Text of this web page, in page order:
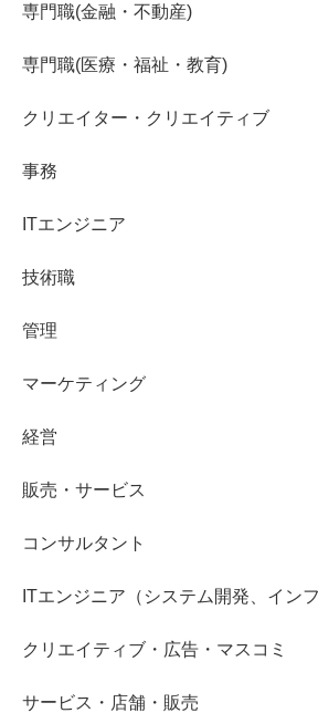
専門職(金融・不動産)
専門職(医療・福祉・教育)
クリエイター・クリエイティブ
事務
ITエンジニア
技術職
管理
マーケティング
経営
販売・サービス
コンサルタント
ITエンジニア（システム開発、インフ
クリエイティブ・広告・マスコミ
サービス・店舗・販売